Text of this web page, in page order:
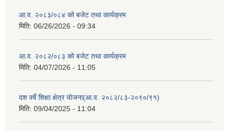
आ.व. २०८३/०८४ को बजेट तथा कार्यक्रम
मिति: 06/26/2026 - 09:34
आ.व. २०८२/०८३ को बजेट तथा कार्यक्रम
मिति: 04/07/2026 - 11:05
दश वर्षे शिक्षा क्षेत्र योजना(आ.व. २०८२/८३-२०९०/९१)
मिति: 09/04/2025 - 11:04